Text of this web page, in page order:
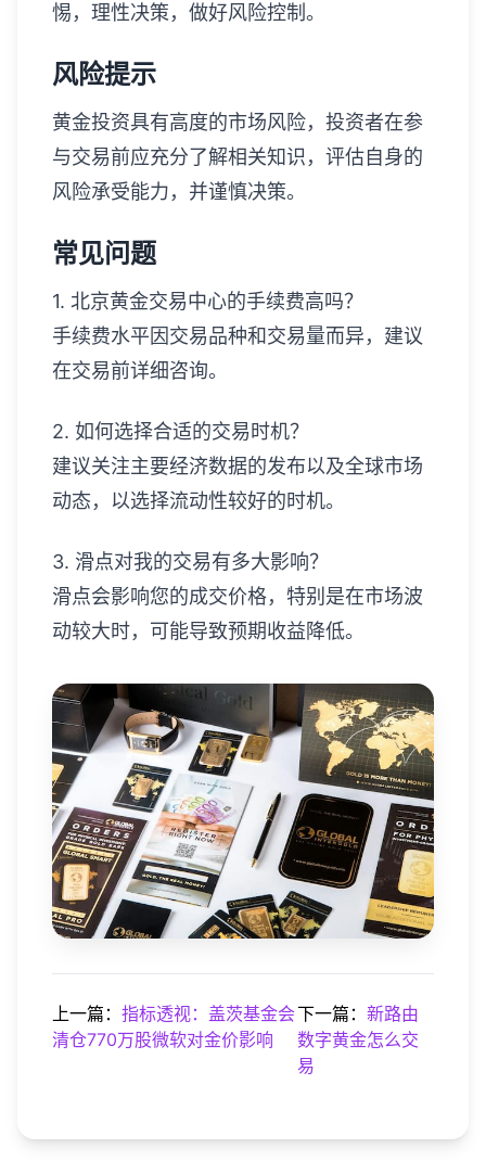
惕，理性决策，做好风险控制。
风险提示
黄金投资具有高度的市场风险，投资者在参
与交易前应充分了解相关知识，评估自身的
风险承受能力，并谨慎决策。
常见问题
1. 北京黄金交易中心的手续费高吗？
手续费水平因交易品种和交易量而异，建议
在交易前详细咨询。
2. 如何选择合适的交易时机？
建议关注主要经济数据的发布以及全球市场
动态，以选择流动性较好的时机。
3. 滑点对我的交易有多大影响？
滑点会影响您的成交价格，特别是在市场波
动较大时，可能导致预期收益降低。
上一篇： 指标透视：盖茨基金会
清仓770万股微软对金价影响
下一篇： 新路由
数字黄金怎么交
易